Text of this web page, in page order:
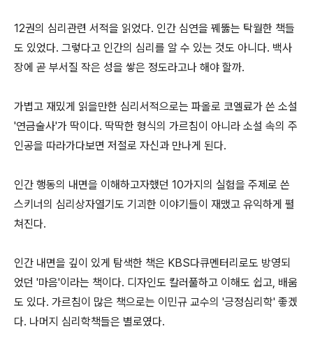
12권의 심리관련 서적을 읽었다. 인간 심연을 꿰뚫는 탁월한 책들
도 있었다. 그렇다고 인간의 심리를 알 수 있는 것도 아니다. 백사
장에 곧 부서질 작은 성을 쌓은 정도라고나 해야 할까.
가볍고 재밌게 읽을만한 심리서적으로는 파올로 코엘료가 쓴 소설
'연금술사'가 딱이다. 딱딱한 형식의 가르침이 아니라 소설 속의 주
인공을 따라가다보면 저절로 자신과 만나게 된다.
인간 행동의 내면을 이해하고자했던 10가지의 실험을 주제로 쓴
스키너의 심리상자열기도 기괴한 이야기들이 재맸고 유익하게 펼
쳐진다.
인간 내면을 깊이 있게 탐색한 책은 KBS다큐멘터리로도 방영되
었던 '마음'이라는 책이다. 디자인도 칼러풀하고 이해도 쉽고, 배움
도 있다. 가르침이 많은 책으로는 이민규 교수의 '긍정심리학' 좋겠
다. 나머지 심리학책들은 별로였다.